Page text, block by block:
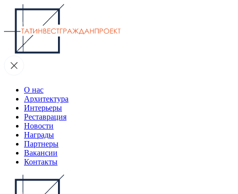
О нас
Архитектура
Интерьеры
Реставрация
Новости
Награды
Партнеры
Вакансии
Контакты